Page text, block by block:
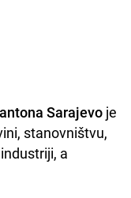
Sarajevo je
stanovništvu,
a